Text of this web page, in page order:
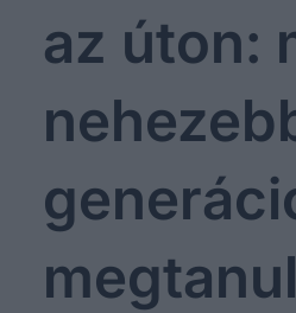
az úton: